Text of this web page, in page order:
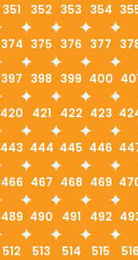
351 352 353 354
374 375 376 377
397 398 399 400
420 421 422 423
443 444 445 446
466 467 468 469
489 490 491 492
512 513 514 515 516